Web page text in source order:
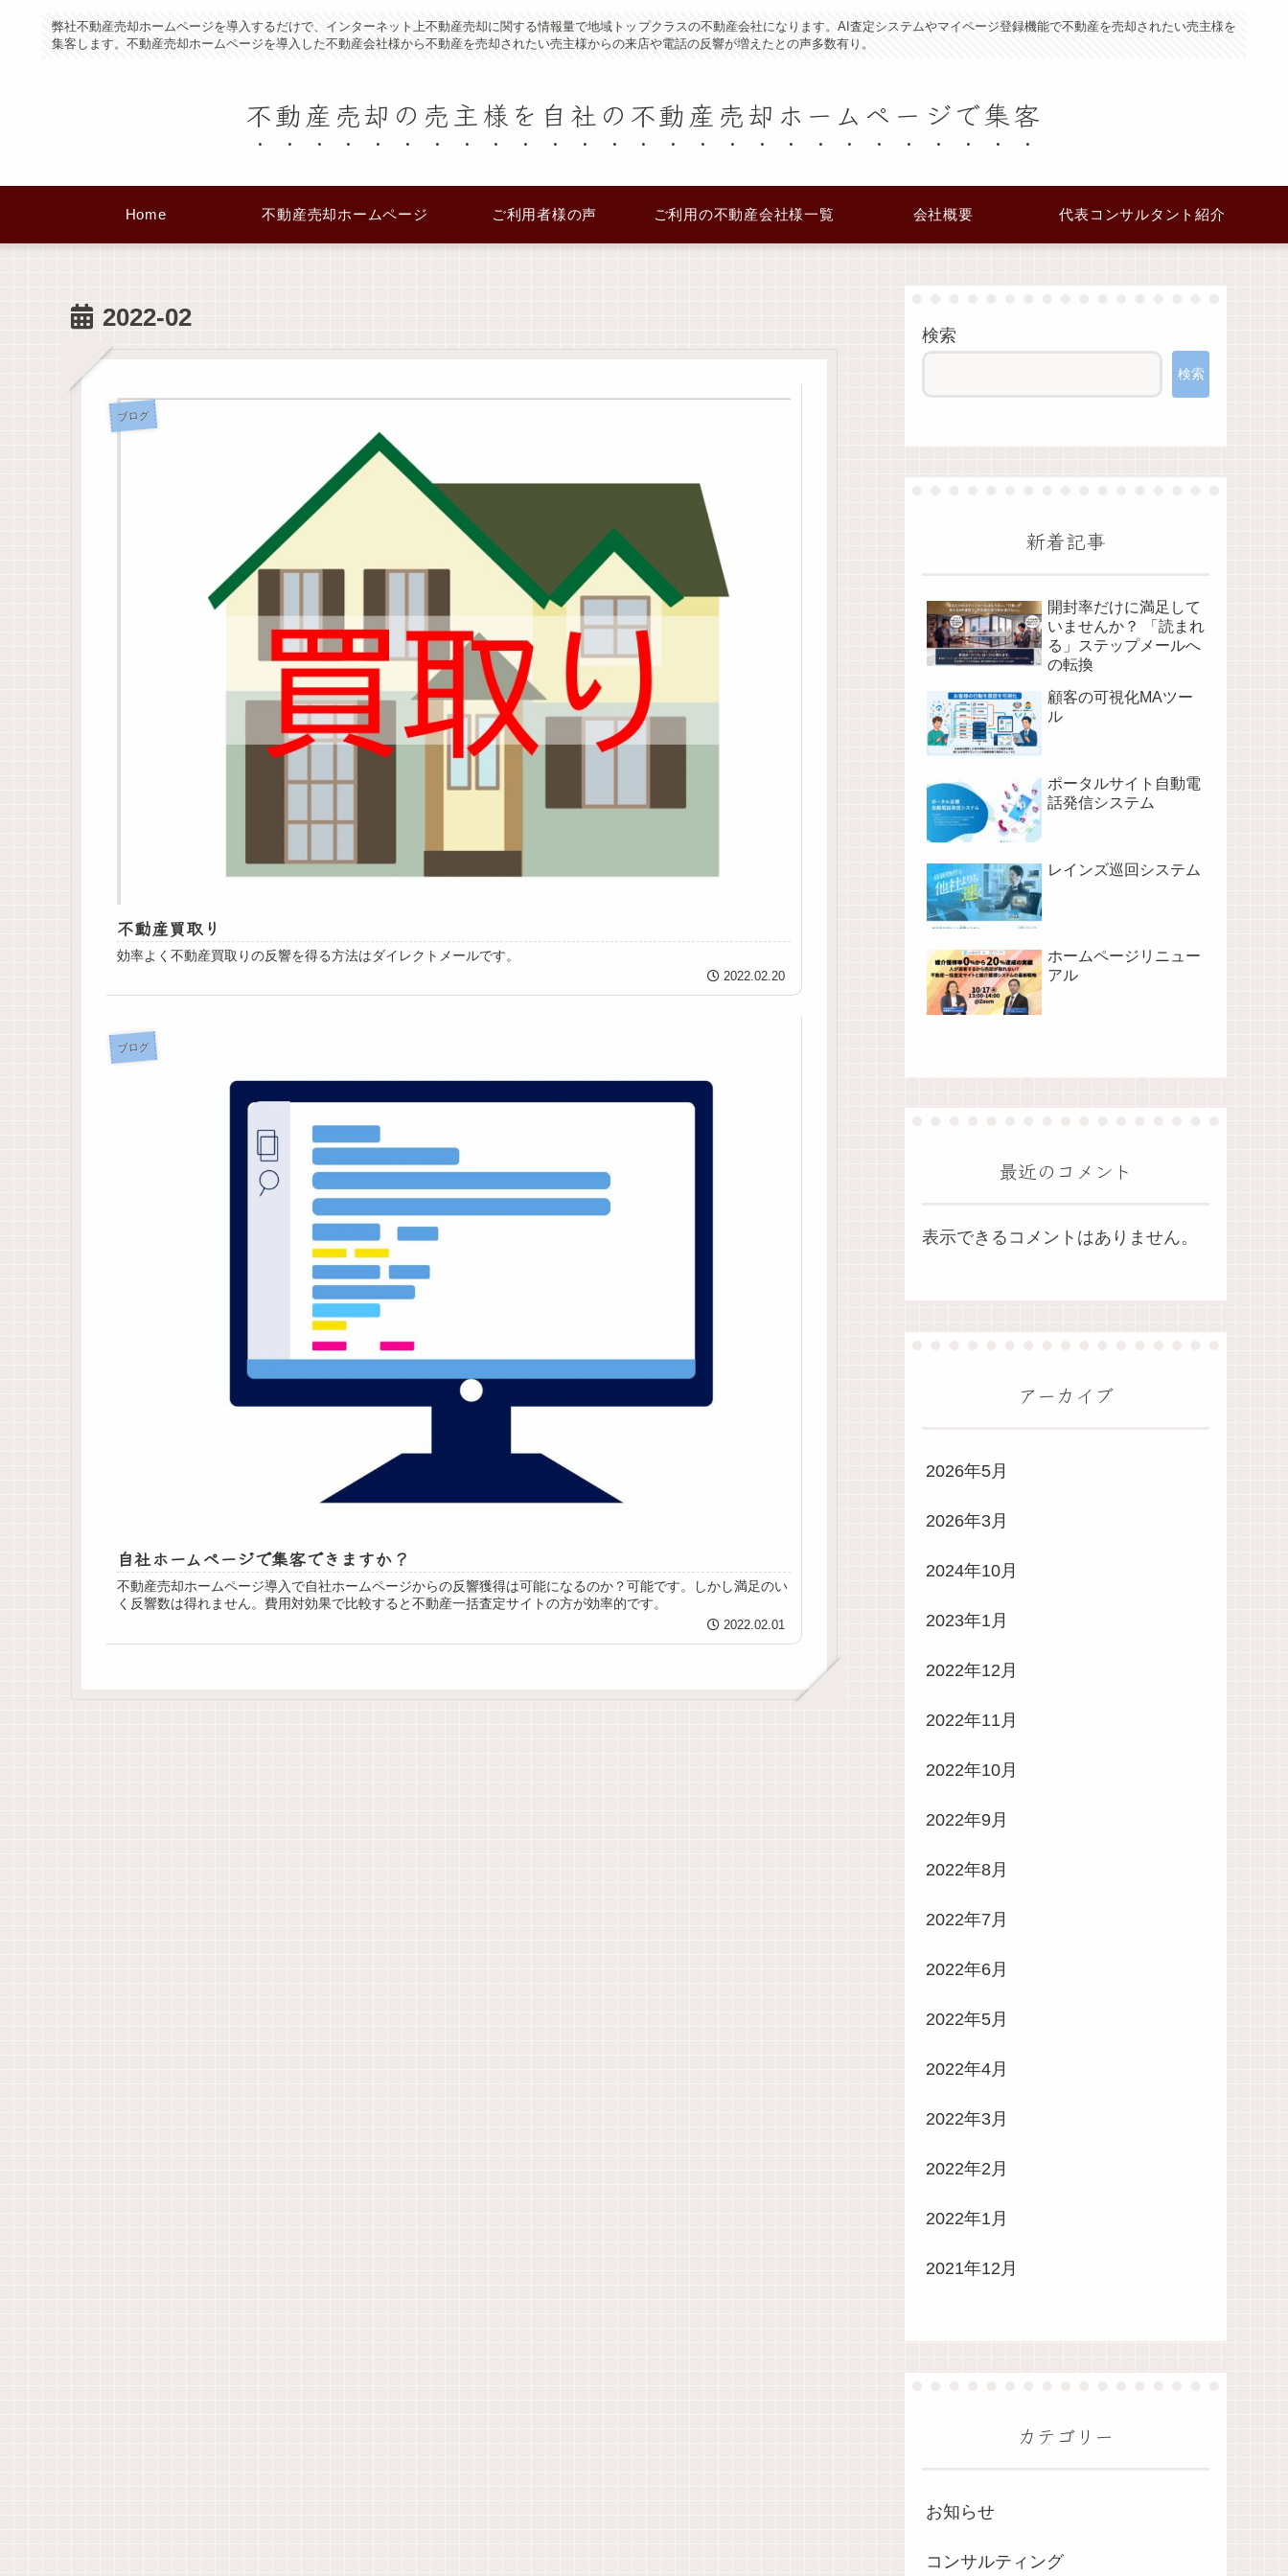
弊社不動産売却ホームページを導入するだけで、インターネット上不動産売却に関する情報量で地域トップクラスの不動産会社になります。AI査定システムやマイページ登録機能で不動産を売却されたい売主様を
集客します。不動産売却ホームページを導入した不動産会社様から不動産を売却されたい売主様からの来店や電話の反響が増えたとの声多数有り。
不動産売却の売主様を自社の不動産売却ホームページで集客
Home 不動産売却ホームページ ご利用者様の声 ご利用の不動産会社様一覧 会社概要 代表コンサルタント紹介
2022-02
ブログ
不動産買取り
効率よく不動産買取りの反響を得る方法はダイレクトメールです。
2022.02.20
ブログ
自社ホームページで集客できますか？
不動産売却ホームページ導入で自社ホームページからの反響獲得は可能になるのか？可能です。しかし満足のい
く反響数は得れません。費用対効果で比較すると不動産一括査定サイトの方が効率的です。
2022.02.01
検索
検索
新着記事
開封率だけに満足して
いませんか？ 「読まれ
る」ステップメールへ
の転換
顧客の可視化MAツー
ル
ポータルサイト自動電
話発信システム
レインズ巡回システム
ホームページリニュー
アル
最近のコメント
表示できるコメントはありません。
アーカイブ
2026年5月
2026年3月
2024年10月
2023年1月
2022年12月
2022年11月
2022年10月
2022年9月
2022年8月
2022年7月
2022年6月
2022年5月
2022年4月
2022年3月
2022年2月
2022年1月
2021年12月
カテゴリー
お知らせ
コンサルティング